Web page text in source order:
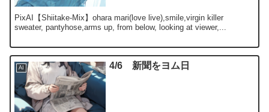
PixAI【Shiitake-Mix】ohara mari(love live),smile,virgin killer
sweater, pantyhose,arms up, from below, looking at viewer,...
AI 4/6 新聞をヨム日